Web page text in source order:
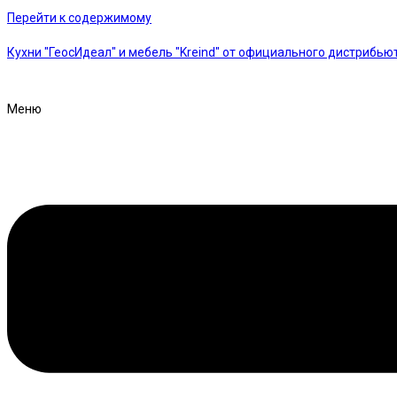
Перейти к содержимому
Кухни "ГеосИдеал" и мебель "Kreind" от официального
Меню